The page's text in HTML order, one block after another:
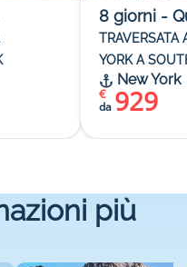
8 giorni -
TRAVERSATA
YORK A
New York
da 929
€
più